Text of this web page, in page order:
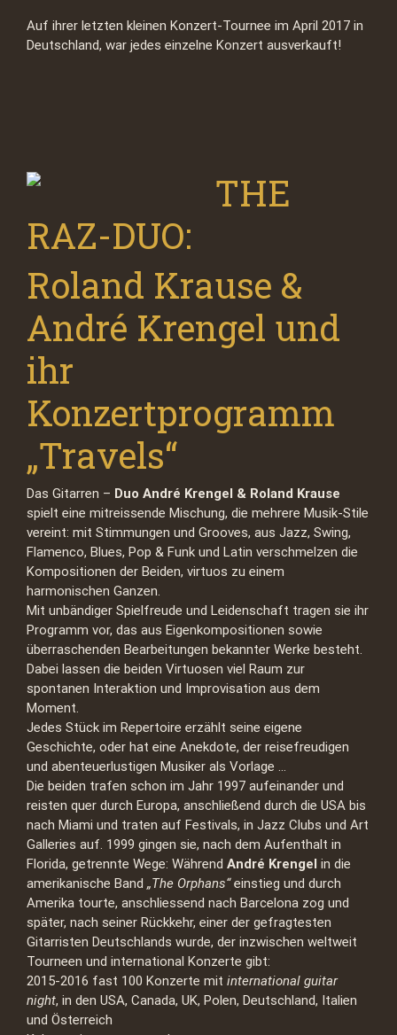
Auf ihrer letzten kleinen Konzert-Tournee im April 2017 in
Deutschland, war jedes einzelne Konzert ausverkauft!
THE
RAZ-DUO:
Roland Krause &
André Krengel und
ihr
Konzertprogramm
„Travels“
Das Gitarren – Duo André Krengel & Roland Krause
spielt eine mitreissende Mischung, die mehrere Musik-Stile
vereint: mit Stimmungen und Grooves, aus Jazz, Swing,
Flamenco, Blues, Pop & Funk und Latin verschmelzen die
Kompositionen der Beiden, virtuos zu einem
harmonischen Ganzen.
Mit unbändiger Spielfreude und Leidenschaft tragen sie ihr
Programm vor, das aus Eigenkompositionen sowie
überraschenden Bearbeitungen bekannter Werke besteht.
Dabei lassen die beiden Virtuosen viel Raum zur
spontanen Interaktion und Improvisation aus dem
Moment.
Jedes Stück im Repertoire erzählt seine eigene
Geschichte, oder hat eine Anekdote, der reisefreudigen
und abenteuerlustigen Musiker als Vorlage …
Die beiden trafen schon im Jahr 1997 aufeinander und
reisten quer durch Europa, anschließend durch die USA bis
nach Miami und traten auf Festivals, in Jazz Clubs und Art
Galleries auf. 1999 gingen sie, nach dem Aufenthalt in
Florida, getrennte Wege: Während André Krengel in die
amerikanische Band „The Orphans“einstieg und durch
Amerika tourte, anschliessend nach Barcelona zog und
später, nach seiner Rückkehr, einer der gefragtesten
Gitarristen Deutschlands wurde, der inzwischen weltweit
Tourneen und international Konzerte gibt:
2015-2016 fast 100 Konzerte mit international guitar
night, in den USA, Canada, UK, Polen, Deutschland, Italien
und Österreich